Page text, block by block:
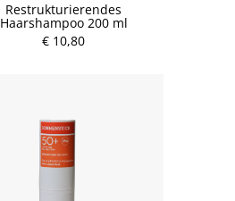
Restrukturierendes
Haarshampoo 200 ml
€ 10,80